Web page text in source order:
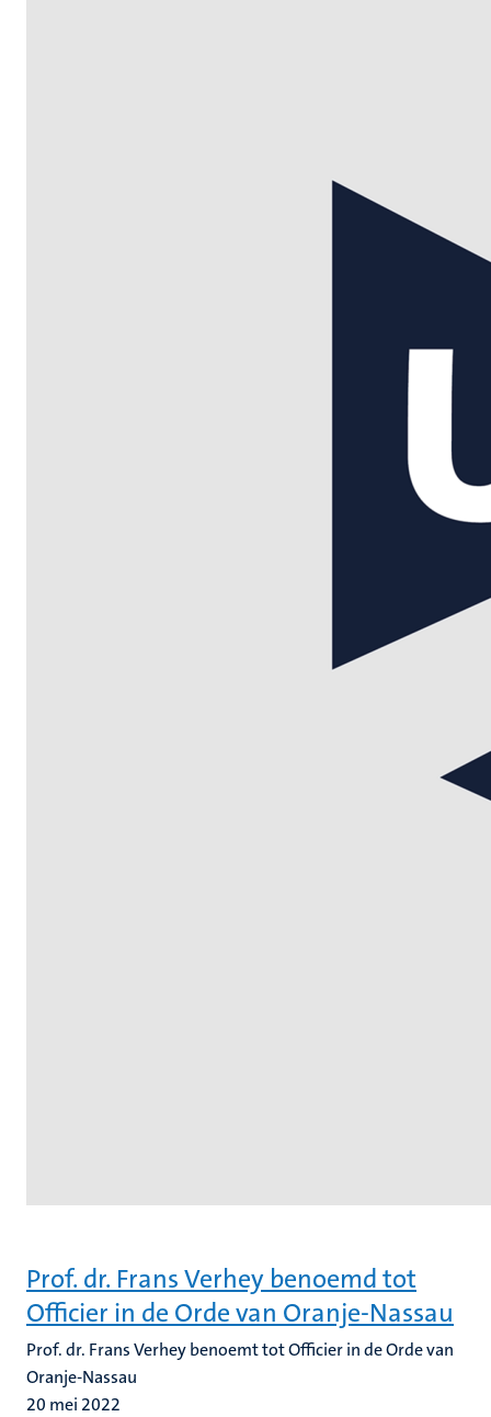
Prof. dr. Frans Verhey benoemd tot
Officier in de Orde van Oranje-Nassau
Prof. dr. Frans Verhey benoemt tot Officier in de Orde van
Oranje-Nassau
20 mei 2022